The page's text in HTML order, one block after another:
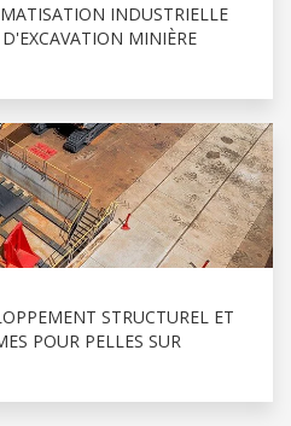
INDUSTRIELLE
MINIÈRE
STRUCTUREL ET
POUR PELLES SUR